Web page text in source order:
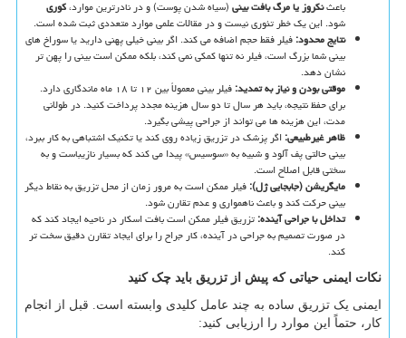
باعثنکروز یا مرگ بافت بینی(سیاه شدن پوست) و در نادرترین موارد،کوری
شود. این یک خطر تئوری نیست و در مقالات علمی موارد متعددی ثبت شده است.
نتایج محدود:فیلر فقط حجم اضافه می کند. اگر بینی خیلی پهنی دارید یا سوراخ های
بینی شما بزرگ است، فیلر نه تنها کمکی نمی کند، بلکه ممکن است بینی را پهن تر
نشان دهد.
موقتی بودن و نیاز به تمدید:
فیلر بینی معمولاً بین ۱۲ تا ۱۸ ماه ماندگاری دارد.
برای حفظ نتیجه، باید هر سال تا دو سال هزینه مجدد پرداخت کنید. در طولانی
مدت، این هزینه ها می تواند از جراحی پیشی بگیرد.
ظاهر غیرطبیعی:اگر پزشک در تزریق زیاده روی کند یا تکنیک اشتباهی به کار ببرد،
بینی حالتی پف آلود و شبیه به «سوسیس» پیدا می کند که بسیار نازیباست و به
سختی قابل اصلاح است.
مایگریشن (جابجایی ژل):فیلر ممکن است به مرور زمان از محل تزریق به نقاط دیگر
بینی حرکت کند و باعث ناهمواری و عدم تقارن شود.
تداخل با جراحی آینده:تزریق فیلر ممکن است بافت اسکار در ناحیه ایجاد کند که
در صورت تصمیم به جراحی در آینده، کار جراح را برای ایجاد تقارن دقیق سخت تر
کند.
نکات ایمنی حیاتی که پیش از تزریق باید چک کنید
ایمنی یک تزریق ساده به چند عامل کلیدی وابسته است. قبل از انجام
کار، حتماً این موارد را ارزیابی کنید: